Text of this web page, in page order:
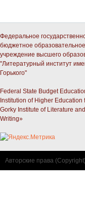
Федеральное
бюджетное образовательное
учреждение высшего
"Литературный институт
Горького"
Federal State Budget
Institution of Higher Education
Gorky Institute of Literature
Writing»
Авторские права